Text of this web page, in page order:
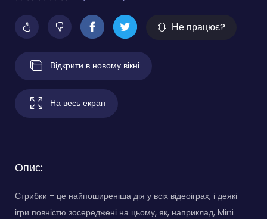
Не працює?
Відкрити в новому вікні
На весь екран
Опис:
Стрибки - це найпоширеніша дія у всіх відеоіграх, і деякі
ігри повністю зосереджені на цьому, як, наприклад, Mini